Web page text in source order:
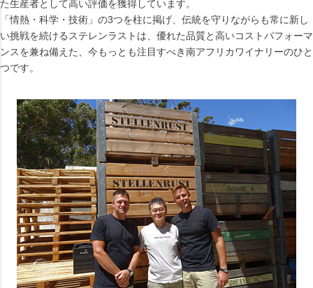
た生産者として高い評価を獲得しています。
「情熱・科学・技術」の3つを柱に掲げ、伝統を守りながらも常に新し
い挑戦を続けるステレンラストは、優れた品質と高いコストパフォーマ
ンスを兼ね備えた、今もっとも注目すべき南アフリカワイナリーのひと
つです。